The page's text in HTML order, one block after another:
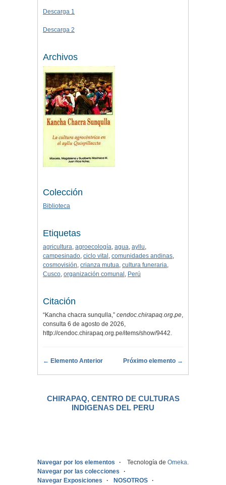
Descarga 1
Descarga 2
Archivos
Colección
Biblioteca
Etiquetas
agricultura, agroecología, agua, ayllu,
campesinado, ciclo vital , comunidades andinas,
cosmovisión, crianza mutua, cultura funeraria,
Cusco, organización comunal , Perú
Citación
“Kancha chacra sunqulla,” cendoc.chirapaq.org.pe,
consulta 6 de agosto de 2026,
http://cendoc.chirapaq.org.pe/items/show/9442.
← Elemento Anterior Próximo elemento →
CHIRAPAQ, CENTRO DE CULTURAS
INDIGENAS DEL PERU
Navegar por los elementos
Navegar por las colecciones
Navegar Exposiciones
NOSOTROS
Tecnología de Omeka.